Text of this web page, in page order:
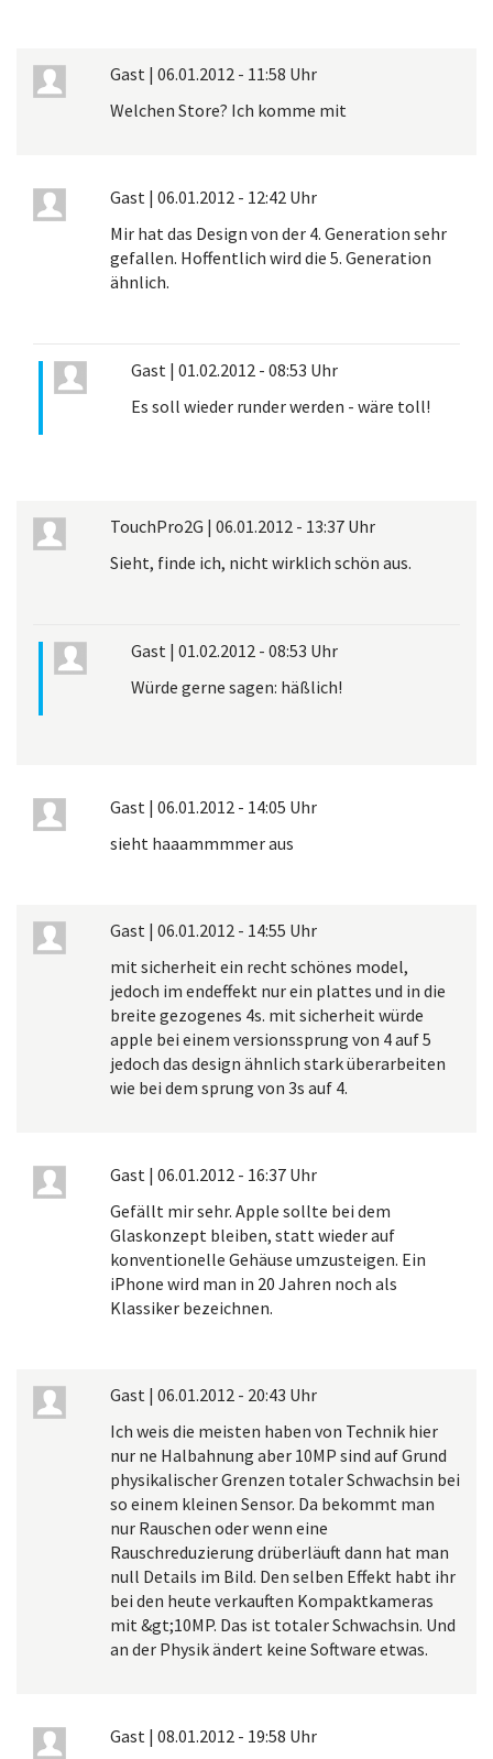
Gast | 06.01.2012 - 11:58 Uhr
Welchen Store? Ich komme mit
Gast | 06.01.2012 - 12:42 Uhr
Mir hat das Design von der 4. Generation sehr
gefallen. Hoffentlich wird die 5. Generation
ähnlich.
Gast | 01.02.2012 - 08:53 Uhr
Es soll wieder runder werden - wäre toll!
TouchPro2G | 06.01.2012 - 13:37 Uhr
Sieht, finde ich, nicht wirklich schön aus.
Gast | 01.02.2012 - 08:53 Uhr
Würde gerne sagen: häßlich!
Gast | 06.01.2012 - 14:05 Uhr
sieht haaammmmer aus
Gast | 06.01.2012 - 14:55 Uhr
mit sicherheit ein recht schönes model,
jedoch im endeffekt nur ein plattes und in die
breite gezogenes 4s. mit sicherheit würde
apple bei einem versionssprung von 4 auf 5
jedoch das design ähnlich stark überarbeiten
wie bei dem sprung von 3s auf 4.
Gast | 06.01.2012 - 16:37 Uhr
Gefällt mir sehr. Apple sollte bei dem
Glaskonzept bleiben, statt wieder auf
konventionelle Gehäuse umzusteigen. Ein
iPhone wird man in 20 Jahren noch als
Klassiker bezeichnen.
Gast | 06.01.2012 - 20:43 Uhr
Ich weis die meisten haben von Technik hier
nur ne Halbahnung aber 10MP sind auf Grund
physikalischer Grenzen totaler Schwachsin bei
so einem kleinen Sensor. Da bekommt man
nur Rauschen oder wenn eine
Rauschreduzierung drüberläuft dann hat man
null Details im Bild. Den selben Effekt habt ihr
bei den heute verkauften Kompaktkameras
mit &gt;10MP. Das ist totaler Schwachsin. Und
an der Physik ändert keine Software etwas.
Gast | 08.01.2012 - 19:58 Uhr